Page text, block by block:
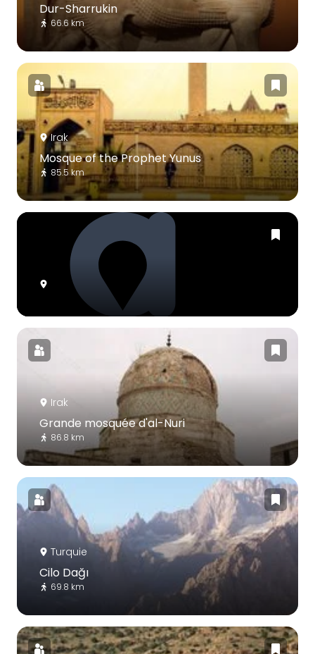
Dur-Sharrukin
66.6 km
Irak
Mosque of the Prophet Yunus
85.5 km
Irak
Grande mosquée d'al-Nuri
86.8 km
Turquie
Cilo Dağı
69.8 km